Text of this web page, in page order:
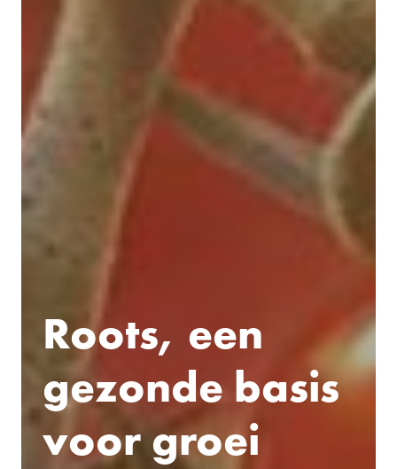
Roots, een
gezonde basis
voor groei